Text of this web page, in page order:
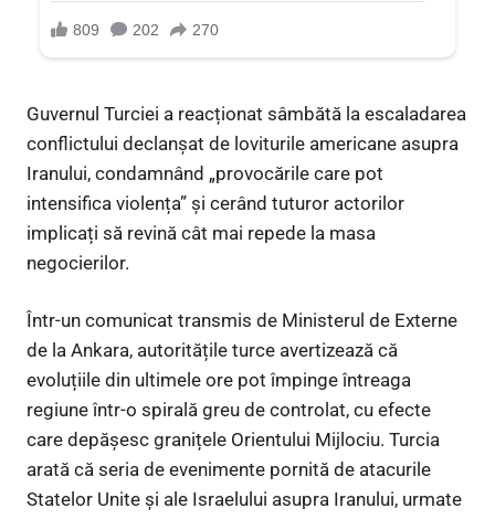
Guvernul Turciei a reacționat sâmbătă la escaladarea
conflictului declanșat de loviturile americane asupra
Iranului, condamnând „provocările care pot
intensifica violența” și cerând tuturor actorilor
implicați să revină cât mai repede la masa
negocierilor.
Într-un comunicat transmis de Ministerul de Externe
de la Ankara, autoritățile turce avertizează că
evoluțiile din ultimele ore pot împinge întreaga
regiune într-o spirală greu de controlat, cu efecte
care depășesc granițele Orientului Mijlociu. Turcia
arată că seria de evenimente pornită de atacurile
Statelor Unite și ale Israelului asupra Iranului, urmate